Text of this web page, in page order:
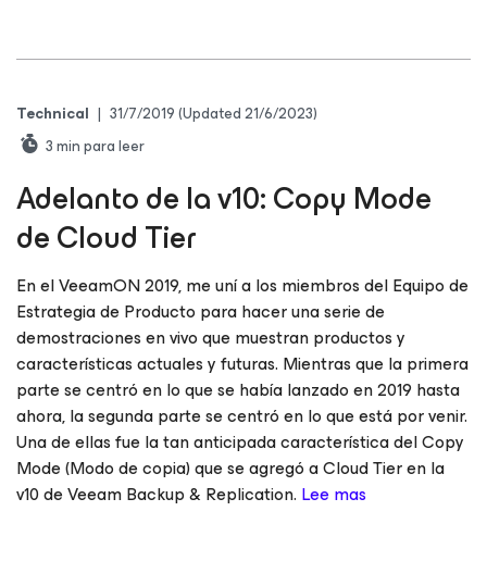
Technical | 31/7/2019(Updated 21/6/2023)
3min para leer
Adelanto de la v10: Copy Mode
de Cloud Tier
En el VeeamON 2019, me uní a los miembros del Equipo de
Estrategia de Producto para hacer una serie de
demostraciones en vivo que muestran productos y
características actuales y futuras. Mientras que la primera
parte se centró en lo que se había lanzado en 2019 hasta
ahora, la segunda parte se centró en lo que está por venir.
Una de ellas fue la tan anticipada característica del Copy
Mode (Modo de copia) que se agregó a Cloud Tier en la
v10 de Veeam Backup & Replication. Lee mas